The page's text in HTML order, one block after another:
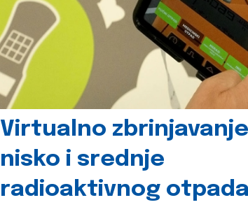
Virtualno zbrinjavanje
nisko i srednje
radioaktivnog